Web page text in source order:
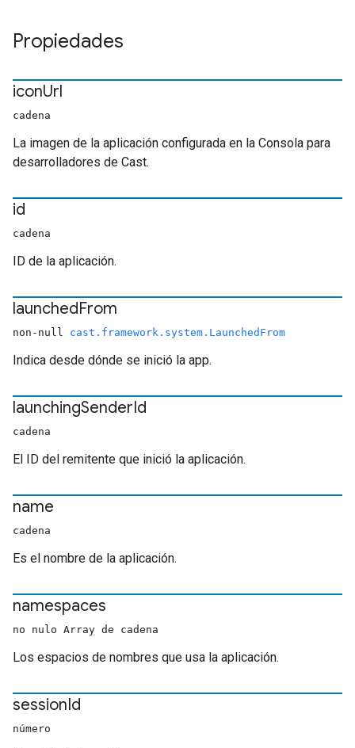
Propiedades
iconUrl
cadena
La imagen de la aplicación configurada en la Consola para
desarrolladores de Cast.
id
cadena
ID de la aplicación.
launchedFrom
non-null cast.framework.system.LaunchedFrom
Indica desde dónde se inició la app.
launchingSenderId
cadena
El ID del remitente que inició la aplicación.
name
cadena
Es el nombre de la aplicación.
namespaces
no nulo Array de cadena
Los espacios de nombres que usa la aplicación.
sessionId
número